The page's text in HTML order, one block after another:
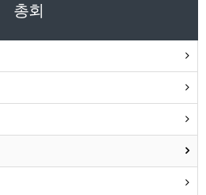
총회